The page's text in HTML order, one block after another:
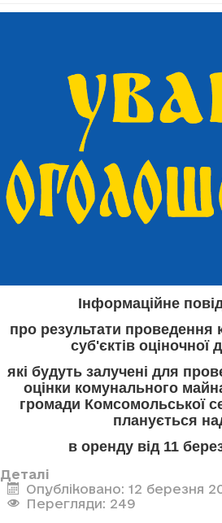
Інформаційне
про результати проведення
суб'єктів оціночної
які будуть залучені для
оцінки комунального
громади Комсомольської
планується
в оренду від 11
Деталі
Опубліковано: 12 березня
Перегляди: 249